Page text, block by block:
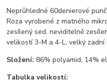
Neprůhledné 60denierové
Roza vyrobené z matného
zesílený sed, neviditelně
velikostí 3-M a 4-L, velký
Složení: 86% polyamid, 14%
Tabulka velikostí: